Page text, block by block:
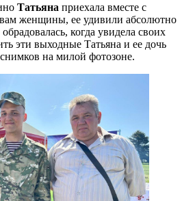
Татьяна приехала вместе с
женщины, ее удивили абсолютно
когда увидела своих
эти выходные Татьяна и ее дочь
на милой фотозоне.